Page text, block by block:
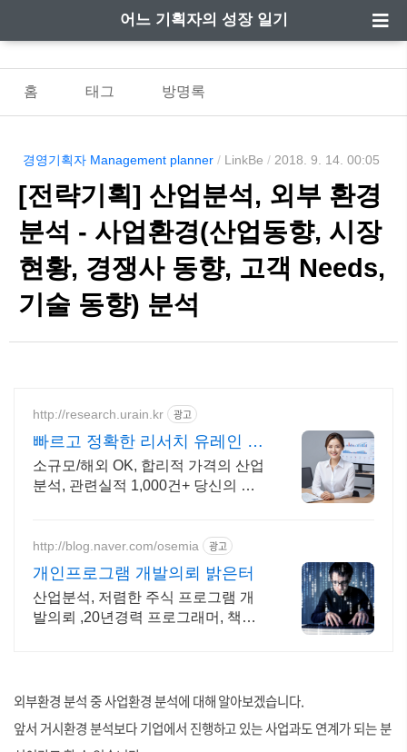
어느 기획자의 성장 일기
홈 태그 방명록
경영기획자 Management planner / LinkBe / 2018. 9. 14. 00:05
[전략기획] 산업분석, 외부 환경
분석 - 사업환경(산업동향, 시장
현황, 경쟁사 동향, 고객 Needs,
기술 동향) 분석
http://research.urain.kr 광고
빠르고 정확한 리서치 유레인 정
보를 한 권 보고서로 완성
소규모/해외 OK, 합리적 가격의 산업
분석, 관련실적 1,000건+ 당신의 의
http://blog.naver.com/osemia 광고
개인프로그램 개발의뢰 밝은터
산업분석, 저렴한 주식 프로그램 개
발의뢰 ,20년경력 프로그래머, 책임
외부환경 분석 중 사업환경 분석에 대해 알아보겠습니다.
앞서 거시환경 분석보다 기업에서 진행하고 있는 사업과도 연계가 되는 분